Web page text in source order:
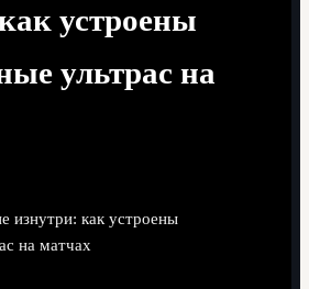
устроены
ультрас на
изнутри: как устроены
на матчах